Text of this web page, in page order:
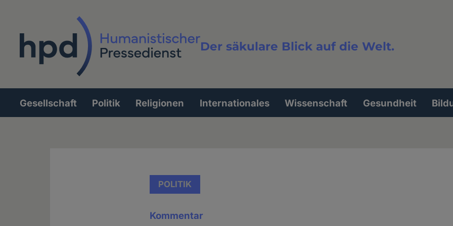
Der säkulare Blick auf die Welt.
Volltextsuche
Hauptnavigation
Gesellschaft Politik Religionen Internationales Wissenschaft Gesundheit
POLITIK
Kommentar